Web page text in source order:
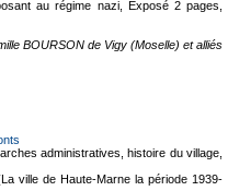
au régime nazi, Exposé 2 pages,
BOURSON de Vigy (Moselle) et alliés
administratives, histoire du village,
ville de Haute-Marne la période 1939-